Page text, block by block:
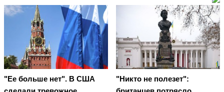
"Ее больше нет". В США
"Никто не полезет":